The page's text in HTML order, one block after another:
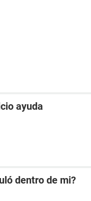
ayuda
dentro de mi?